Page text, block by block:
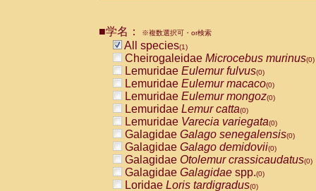
CebidaeCebus nigrivittatus
CebidaeCebus
CebidaeSaimiri boliviensis(0)
CebidaeSaimiri sciureus(0)
AtelidaeAlouatta caraya(0)
AtelidaeAlouatta fusca(0)
AtelidaeAlouatta seniculus
AtelidaeAlouattaspp.(0)
AtelidaeAteles belzebuth(0)
AtelidaeAteles geoffroyi(0)
AtelidaeAteles paniscus(0)
AtelidaeAtelesspp.(0)
Atelidae Lagothrix lagothricha
■学名： ※複数選択可・or検索
All species(1)
Cheirogaleidae Microcebus murinus(0)
Lemuridae Eulemur fulvus(0)
Lemuridae Eulemur macaco(0)
Lemuridae Eulemur mongoz(0)
Lemuridae Lemur catta(0)
Lemuridae Varecia variegata(0)
Galagidae Galago senegalensis(0)
Galagidae Galago demidovii(0)
Galagidae Otolemur crassicaudatus(0)
Galagidae Galagidae spp.(0)
Loridae Loris tardigradus(0)